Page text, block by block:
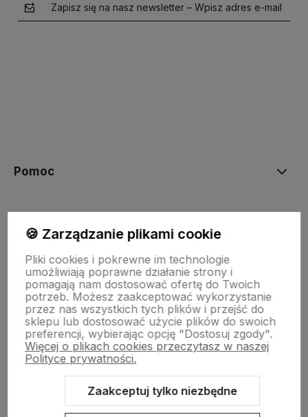
Zapisz się na nasz newsletter – Wpisz adres e-mail
Pomoc
Płatności i dostawa
Informacje
O nas
🍪 Zarządzanie plikami cookie
Pliki cookies i pokrewne im technologie
umożliwiają poprawne działanie strony i
pomagają nam dostosować ofertę do Twoich
potrzeb. Możesz zaakceptować wykorzystanie
przez nas wszystkich tych plików i przejść do
sklepu lub dostosować użycie plików do swoich
preferencji, wybierając opcję "Dostosuj zgody".
Więcej o plikach cookies przeczytasz w naszej
Polityce prywatności.
Zaakceptuj tylko niezbędne